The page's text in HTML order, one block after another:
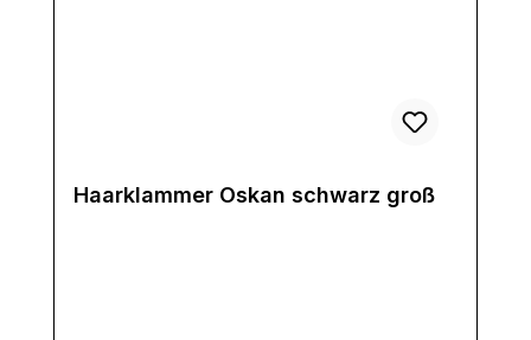
Haarklammer Oskan schwarz groß